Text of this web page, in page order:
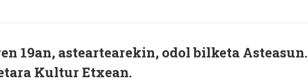
19an, asteartearekin, odol bilketa Asteasun.
Kultur Etxean.